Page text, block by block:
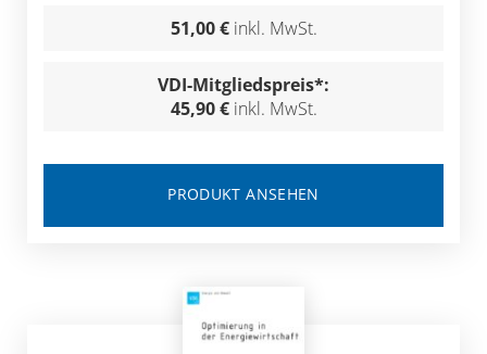
51,00 € inkl. MwSt.
VDI-Mitgliedspreis*:
45,90 € inkl. MwSt.
PRODUKT ANSEHEN